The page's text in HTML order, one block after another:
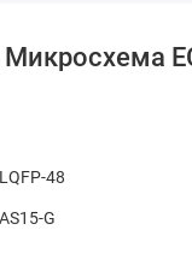
LQFP-48
AS15-G